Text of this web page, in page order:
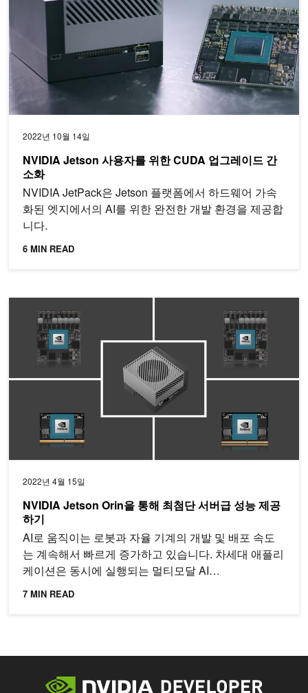
2022년 10월 14일
NVIDIA Jetson 사용자를 위한 CUDA 업그레이드 간
소화
NVIDIA JetPack은 Jetson 플랫폼에서 하드웨어 가속
화된 엣지에서의 AI를 위한 완전한 개발 환경을 제공합
니다.
6 MIN READ
2022년 4월 15일
NVIDIA Jetson Orin을 통해 최첨단 서버급 성능 제공
하기
AI로 움직이는 로봇과 자율 기계의 개발 및 배포 속도
는 계속해서 빠르게 증가하고 있습니다. 차세대 애플리
케이션은 동시에 실행되는 멀티모달 AI…
7 MIN READ